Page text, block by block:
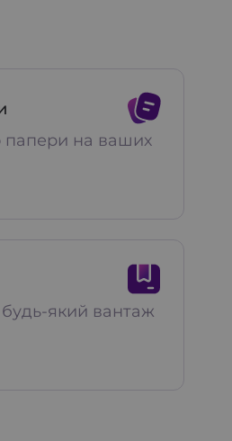
папери на ваших
який вантаж